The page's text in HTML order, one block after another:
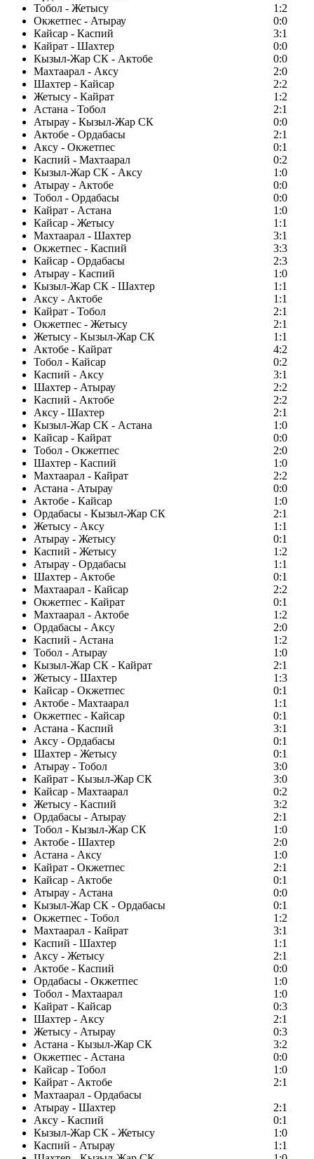
Тобол - Жетысу
1:2
Окжетпес - Атырау
0:0
Кайсар - Каспий
3:1
Кайрат - Шахтер
0:0
Кызыл-Жар СК - Актобе
0:0
Махтаарал - Аксу
2:0
Шахтер - Кайсар
2:2
Жетысу - Кайрат
1:2
Астана - Тобол
2:1
Атырау - Кызыл-Жар СК
0:0
Актобе - Ордабасы
2:1
Аксу - Окжетпес
0:1
Каспий - Махтаарал
0:2
Кызыл-Жар СК - Аксу
1:0
Атырау - Актобе
0:0
Тобол - Ордабасы
0:0
Кайрат - Астана
1:0
Кайсар - Жетысу
1:1
Махтаарал - Шахтер
3:1
Окжетпес - Каспий
3:3
Кайсар - Ордабасы
2:3
Атырау - Каспий
1:0
Кызыл-Жар СК - Шахтер
1:1
Аксу - Актобе
1:1
Кайрат - Тобол
2:1
Окжетпес - Жетысу
2:1
Жетысу - Кызыл-Жар СК
1:1
Актобе - Кайрат
4:2
Тобол - Кайсар
0:2
Каспий - Аксу
3:1
Шахтер - Атырау
2:2
Каспий - Актобе
2:2
Аксу - Шахтер
2:1
Кызыл-Жар СК - Астана
1:0
Кайсар - Кайрат
0:0
Тобол - Окжетпес
2:0
Шахтер - Каспий
1:0
Махтаарал - Кайрат
2:2
Астана - Атырау
0:0
Актобе - Кайсар
1:0
Ордабасы - Кызыл-Жар СК
2:1
Жетысу - Аксу
1:1
Атырау - Жетысу
0:1
Каспий - Жетысу
1:2
Атырау - Ордабасы
1:1
Шахтер - Актобе
0:1
Махтаарал - Кайсар
2:2
Окжетпес - Кайрат
0:1
Махтаарал - Актобе
1:2
Ордабасы - Аксу
2:0
Каспий - Астана
1:2
Тобол - Атырау
1:0
Кызыл-Жар СК - Кайрат
2:1
Жетысу - Шахтер
1:3
Кайсар - Окжетпес
0:1
Актобе - Махтаарал
1:1
Окжетпес - Кайсар
0:1
Астана - Каспий
3:1
Аксу - Ордабасы
0:1
Шахтер - Жетысу
0:1
Атырау - Тобол
3:0
Кайрат - Кызыл-Жар СК
3:0
Кайсар - Махтаарал
0:2
Жетысу - Каспий
3:2
Ордабасы - Атырау
2:1
Тобол - Кызыл-Жар СК
1:0
Актобе - Шахтер
2:0
Астана - Аксу
1:0
Кайрат - Окжетпес
2:1
Кайсар - Актобе
0:1
Атырау - Астана
0:0
Кызыл-Жар СК - Ордабасы
0:1
Окжетпес - Тобол
1:2
Махтаарал - Кайрат
3:1
Каспий - Шахтер
1:1
Аксу - Жетысу
2:1
Актобе - Каспий
0:0
Ордабасы - Окжетпес
1:0
Тобол - Махтаарал
1:0
Кайрат - Кайсар
0:3
Шахтер - Аксу
2:1
Жетысу - Атырау
0:3
Астана - Кызыл-Жар СК
3:2
Окжетпес - Астана
0:0
Кайсар - Тобол
1:0
Кайрат - Актобе
2:1
Махтаарал - Ордабасы
Атырау - Шахтер
2:1
Аксу - Каспий
0:1
Кызыл-Жар СК - Жетысу
1:0
Каспий - Атырау
1:1